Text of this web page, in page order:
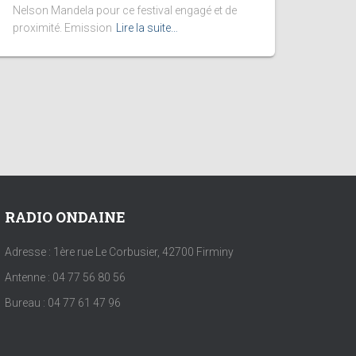
Nelson Mandela pour ce festival engagé et de
proximité. Emission
Lire la suite…
RADIO ONDAINE
Adresse : 1ère rue Le Corbusier, 42700 Firminy
Antenne : 04 77 56 80 56
Bureau : 04 77 61 47 96